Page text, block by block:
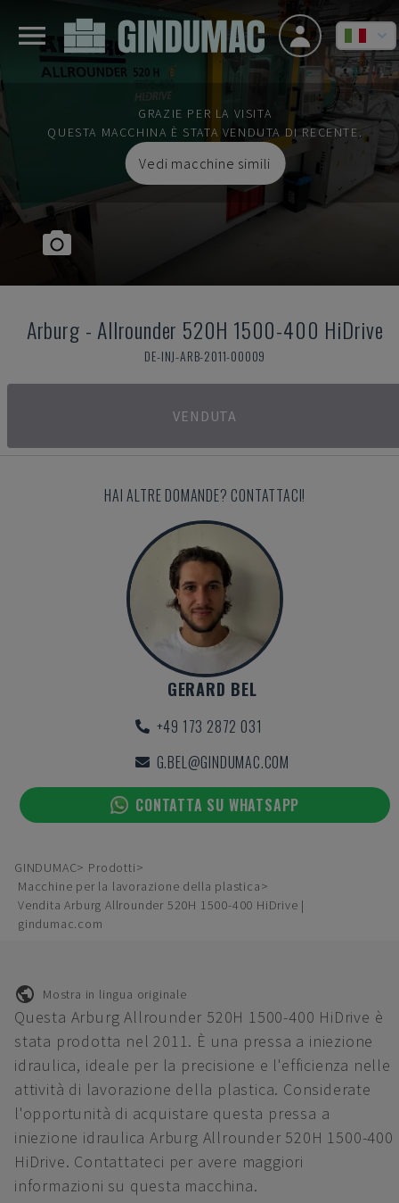
GRAZIE PER LA VISITA
QUESTA MACCHINA È STATA VENDUTA DI RECENTE.
Vedi macchine simili
Arburg - Allrounder 520H 1500-400 HiDrive
DE-INJ-ARB-2011-00009
VENDUTA
HAI ALTRE DOMANDE? CONTATTACI!
GERARD BEL
+49 173 2872 031
G.BEL@GINDUMAC.COM
CONTATTA SU WHATSAPP
GINDUMAC
Prodotti
Macchine per la lavorazione della plastica
Vendita Arburg Allrounder 520H 1500-400 HiDrive |
gindumac.com
Mostra in lingua originale
Questa Arburg Allrounder 520H 1500-400 HiDrive è
stata prodotta nel 2011. È una pressa a iniezione
idraulica, ideale per la precisione e l'efficienza nelle
attività di lavorazione della plastica. Considerate
l'opportunità di acquistare questa pressa a
iniezione idraulica Arburg Allrounder 520H 1500-400
HiDrive. Contattateci per avere maggiori
informazioni su questa macchina.